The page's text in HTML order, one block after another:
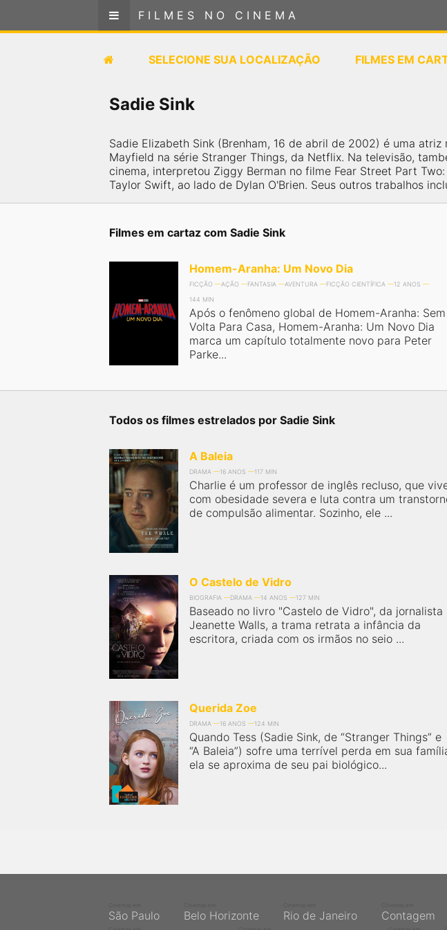
FILMES NO CINEMA
SELECIONE SUA LOCALIZAÇÃO FILMES EM
Sadie Sink
Sadie Elizabeth Sink (Brenham, 16 de abril de 2002) é uma
Mayfield na série Stranger Things, da Netflix. Na televisão,
cinema, interpretou Ziggy Berman no filme Fear Street Part
Taylor Swift, ao lado de Dylan O'Brien. Seus outros trabalhos
Filmes em cartaz com Sadie Sink
Homem-Aranha: Um Novo Dia
FICÇÃO AÇÃO FANTASIA AVENTURA FICÇÃO CIENTÍFICA
12 ANOS
144 MIN
Após o fenômeno global de Homem-Aranha: Sem
Volta Para Casa, Homem-Aranha: Um Novo Dia
marca um capítulo totalmente novo para Peter
Parke...
Todos os filmes estrelados por Sadie Sink
A Baleia
DRAMA 16 ANOS 117 MIN
Charlie é um professor de inglês recluso, que
com obesidade severa e luta contra um
de compulsão alimentar. Sozinho, ele ...
O Castelo de Vidro
BIOGRAFIA DRAMA 14 ANOS 127 MIN
Baseado no livro "Castelo de Vidro", da jornalista
Jeanette Walls, a trama retrata a infância da
escritora, criada com os irmãos no seio ...
Querida Zoe
DRAMA 16 ANOS 124 MIN
Quando Tess (Sadie Sink, de “Stranger Things” e
“A Baleia”) sofre uma terrível perda em sua
ela se aproxima de seu pai biológico...
São Paulo Belo Horizonte Rio de Janeiro Contagem
FILMES NO CINEMA
SELECIONE SUA LOCALIZAÇÃO
NOTÍCIAS
PÁGINA INICIAL
é o maior localizador de
filmes e sessões de cinema no Brasil. Através dele,
você pode encontrar os filmes no cinema mais
próximos a você ou a qualquer cidade em território
brasileiro. Você pode também acessar informações
sobre cinemas, horários, assistir aos trailers e muito